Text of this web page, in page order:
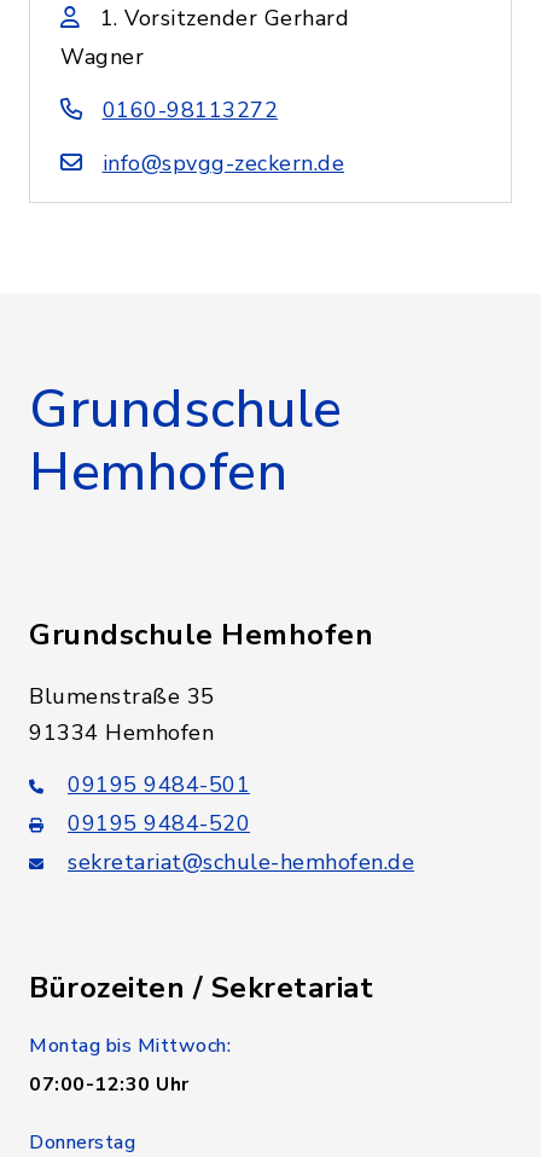
1. Vorsitzender Gerhard
Wagner
0160-98113272
info@spvgg-zeckern.de
Grundschule
Hemhofen
Grundschule Hemhofen
Blumenstraße 35
91334 Hemhofen
09195 9484-501
09195 9484-520
sekretariat@schule-hemhofen.de
Bürozeiten / Sekretariat
Montag bis Mittwoch:
07:00-12:30 Uhr
Donnerstag